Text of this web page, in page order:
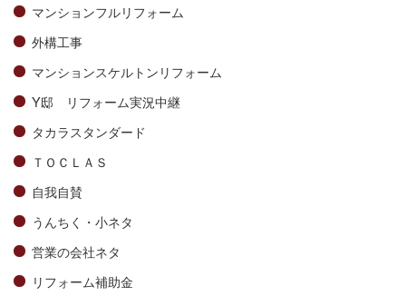
マンションフルリフォーム
外構工事
マンションスケルトンリフォーム
Y邸 リフォーム実況中継
タカラスタンダード
ＴＯＣＬＡＳ
自我自賛
うんちく・小ネタ
営業の会社ネタ
リフォーム補助金